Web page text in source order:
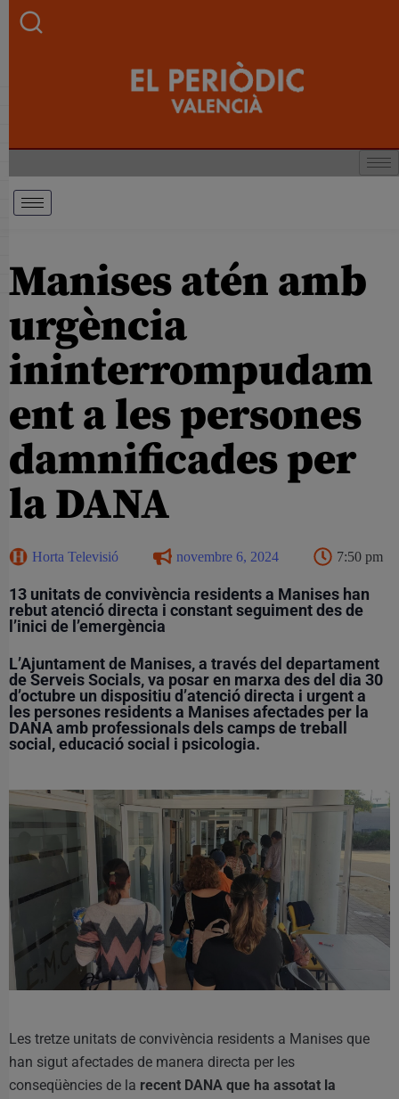
Manises atén amb
urgència
ininterrompudam
ent a les persones
damnificades per
la DANA
Horta Televisió novembre 6, 2024 7:50 pm
13 unitats de convivència residents a Manises han
rebut atenció directa i constant seguiment des de
l’inici de l’emergència
L’Ajuntament de Manises, a través del departament
de Serveis Socials, va posar en marxa des del dia 30
d’octubre un dispositiu d’atenció directa i urgent a
les persones residents a Manises afectades per la
DANA amb professionals dels camps de treball
social, educació social i psicologia.
Les tretze unitats de convivència residents a Manises que
han sigut afectades de manera directa per les
conseqüències de la recent DANA que ha assotat la